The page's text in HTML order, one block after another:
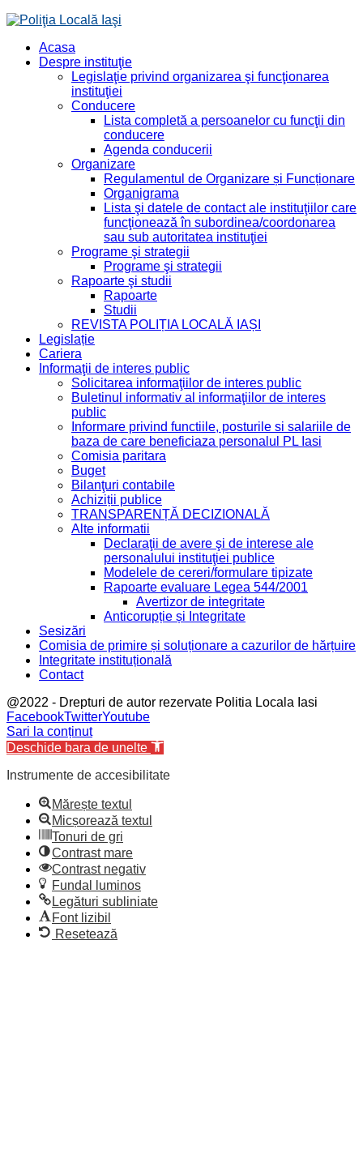
Acasa
Despre instituţie
Legislaţie privind organizarea şi funcţionarea
instituţiei
Conducere
Lista completă a persoanelor cu funcţii din
conducere
Agenda conducerii
Organizare
Regulamentul de Organizare și Funcționare
Organigrama
Lista şi datele de contact ale instituţiilor care
funcţionează în subordinea/coordonarea
sau sub autoritatea instituţiei
Programe şi strategii
Programe şi strategii
Rapoarte şi studii
Rapoarte
Studii
REVISTA POLIȚIA LOCALĂ IAȘI
Legislație
Cariera
Informaţii de interes public
Solicitarea informaţiilor de interes public
Buletinul informativ al informaţiilor de interes
public
Informare privind functiile, posturile si salariile de
baza de care beneficiaza personalul PL Iasi
Comisia paritara
Buget
Bilanţuri contabile
Achiziții publice
TRANSPARENȚĂ DECIZIONALĂ
Alte informatii
Declaraţii de avere şi de interese ale
personalului instituţiei publice
Modelele de cereri/formulare tipizate
Rapoarte evaluare Legea 544/2001
Avertizor de integritate
Anticorupție și Integritate
Sesizări
Comisia de primire și soluționare a cazurilor de hărțuire
Integritate instituțională
Contact
@2022 - Drepturi de autor rezervate Politia Locala Iasi
FacebookTwitterYoutube
Sari la conținut
Deschide bara de unelte
Instrumente de accesibilitate
Mărește textul
Micșorează textul
Tonuri de gri
Contrast mare
Contrast negativ
Fundal luminos
Legături subliniate
Font lizibil
Resetează